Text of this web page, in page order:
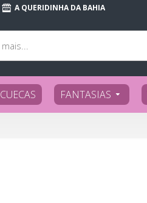
A QUERIDINHA DA BAHIA
CUECAS FANTASIAS